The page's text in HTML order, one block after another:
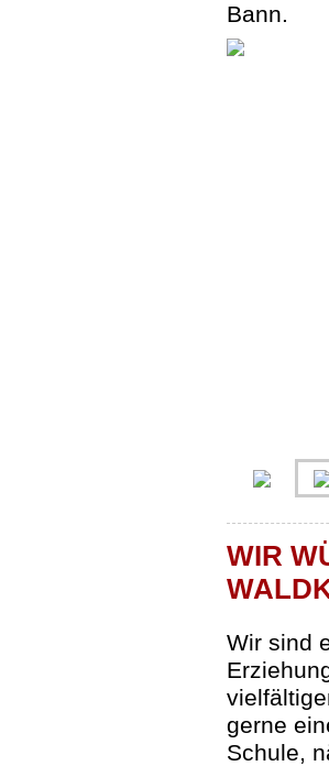
Bann.
WIR
Wir sind
gerne
Schule,